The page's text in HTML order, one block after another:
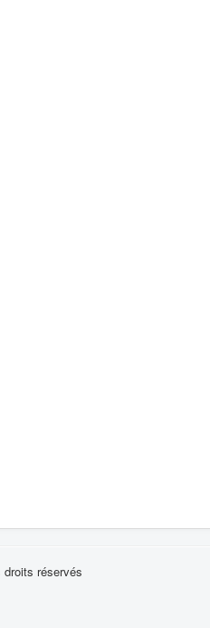
droits réservés